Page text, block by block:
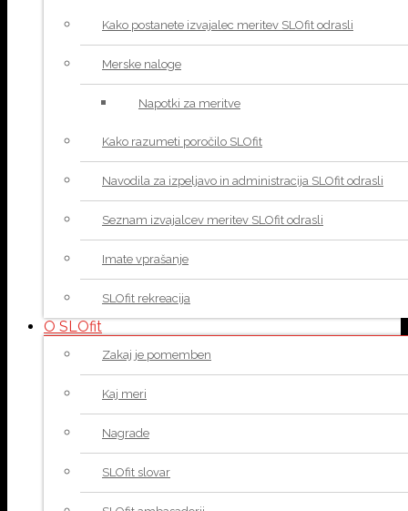
Kako postanete izvajalec meritev SLOfit odrasli
Merske naloge
Napotki za meritve
Kako razumeti poročilo SLOfit
Navodila za izpeljavo in administracija SLOfit odrasli
Seznam izvajalcev meritev SLOfit odrasli
Imate vprašanje
SLOfit rekreacija
O SLOfit
Zakaj je pomemben
Kaj meri
Nagrade
SLOfit slovar